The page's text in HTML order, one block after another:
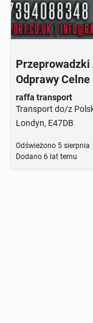
Przeprowadzki
Odprawy Celne
raffa transport
Transport do/z
Londyn, E47DB
Odświeżono 5 sierpnia
Dodano 6 lat temu